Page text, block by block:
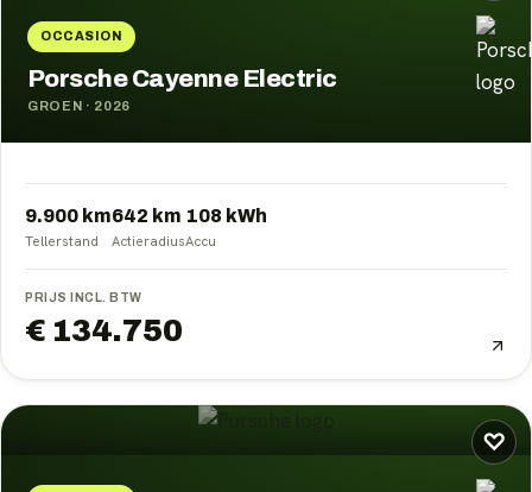
OCCASION
Porsche Cayenne Electric
GROEN · 2026
9.900 km
Tellerstand
642 km
Actieradius
108 kWh
Accu
PRIJS INCL. BTW
€ 134.750
♡